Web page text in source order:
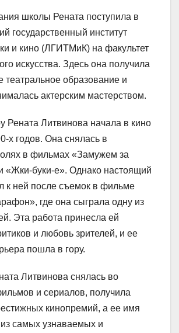
школы Рената поступила в
государственный институт
и кино (ЛГИТМиК) на факультет
искусства. Здесь она получила
театральное образование и
актерским мастерством.
Рената Литвинова начала в кино
х годов. Она снялась в
в фильмах «Замужем за
«Жки-буки-е». Однако настоящий
к ней после съемок в фильме
где она сыграла одну из
Эта работа принесла ей
и любовь зрителей, и ее
пошла в гору.
Литвинова снялась во
и сериалов, получила
кинопремий, а ее имя
самых узнаваемых и